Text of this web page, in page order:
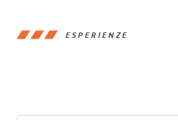
ESPERIENZE